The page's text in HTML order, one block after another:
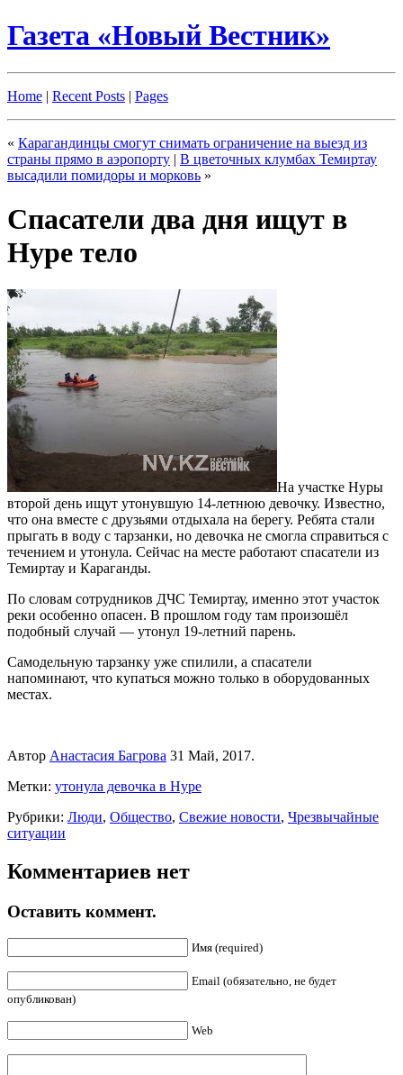
Газета «Новый Вестник»
Home | Recent Posts | Pages
« Карагандинцы смогут снимать ограничение на выезд из
страны прямо в аэропорту | В цветочных клумбах Темиртау
высадили помидоры и морковь »
Спасатели два дня ищут в
Нуре тело
На участке Нуры
второй день ищут утонувшую 14-летнюю девочку. Известно,
что она вместе с друзьями отдыхала на берегу. Ребята стали
прыгать в воду с тарзанки, но девочка не смогла справиться с
течением и утонула. Сейчас на месте работают спасатели из
Темиртау и Караганды.
По словам сотрудников ДЧС Темиртау, именно этот участок
реки особенно опасен. В прошлом году там произошёл
подобный случай — утонул 19-летний парень.
Самодельную тарзанку уже спилили, а спасатели
напоминают, что купаться можно только в оборудованных
местах.
Автор Анастасия Багрова 31 Май, 2017.
Метки: утонула девочка в Нуре
Рубрики: Люди, Общество, Свежие новости, Чрезвычайные
ситуации
Комментариев нет
Оставить коммент.
Имя (required)
Email (обязательно, не будет
опубликован)
Web